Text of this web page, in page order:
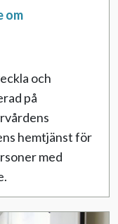
om
och
på
hemtjänst för
med